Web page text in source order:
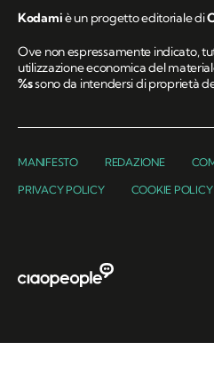
Kodamiè un progetto editoriale di
Ove non espressamente indicato,
utilizzazione economica del
%ssono da intendersi di proprietà
MANIFESTO REDAZIONE
PRIVACY POLICY COOKIE POLICY